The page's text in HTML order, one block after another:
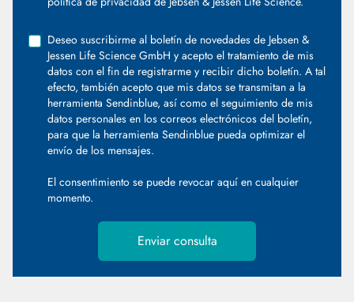
Deseo suscribirme al boletín de novedades de Jebsen &
Jessen Life Science GmbH y acepto el tratamiento de mis
datos con el fin de registrarme y recibir dicho boletín. A tal
efecto, también acepto que mis datos se transmitan a la
herramienta Sendinblue, así como el seguimiento de mis
datos personales en los correos electrónicos del boletín,
para que la herramienta Sendinblue pueda optimizar el
envío de los mensajes.
El consentimiento se puede revocar aquí en cualquier
momento.
Enviar consulta